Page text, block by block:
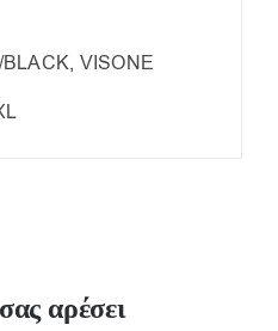
VISONE
αρέσει